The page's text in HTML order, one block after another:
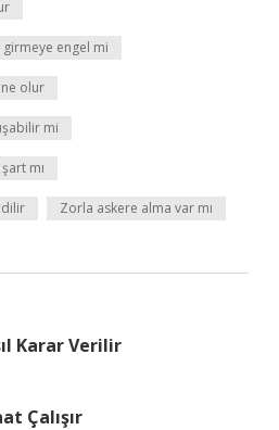
engel mi
ne olur
mi
mı
Zorla askere alma var mı
Karar Verilir
Çalışır